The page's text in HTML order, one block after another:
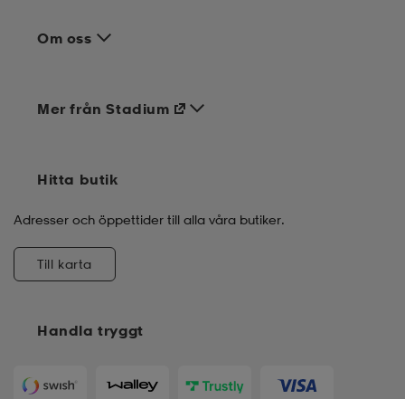
Om oss
Handla tryggt
Mer från Stadium
Hitta butik
Adresser och öppettider till alla våra butiker.
Till karta